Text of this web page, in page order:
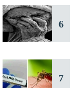
6
7